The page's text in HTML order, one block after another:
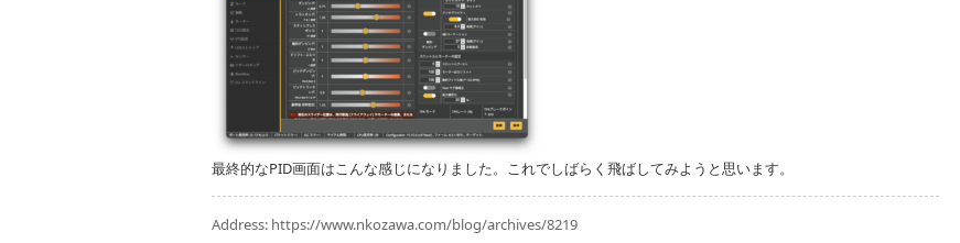
最終的なPID画面はこんな感じになりました。これでしばらく飛ばしてみようと思います。
Address: https://www.nkozawa.com/blog/archives/8219